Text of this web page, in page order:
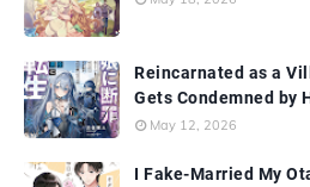
Reincarnated as a
Gets Condemned by
May 12, 2026
I Fake-Married My